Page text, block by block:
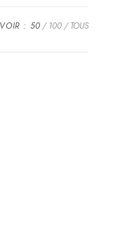
VOIR : 50 100 TOUS